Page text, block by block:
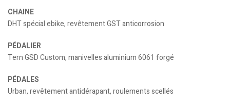
CHAINE
DHT spécial ebike, revêtement GST anticorrosion
PÉDALIER
Tern GSD Custom, manivelles aluminium 6061 forgé
PÉDALES
Urban, revêtement antidérapant, roulements scellés